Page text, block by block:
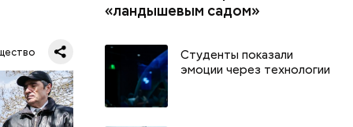
авария
«ландышевым садом»
Студенты показали
эмоции через технологии